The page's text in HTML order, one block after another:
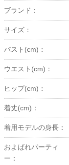
ブランド：
サイズ：
バスト(cm)：
ウエスト(cm)：
ヒップ(cm)：
着丈(cm)：
着用モデルの身長：
およばれパーティ
ー：